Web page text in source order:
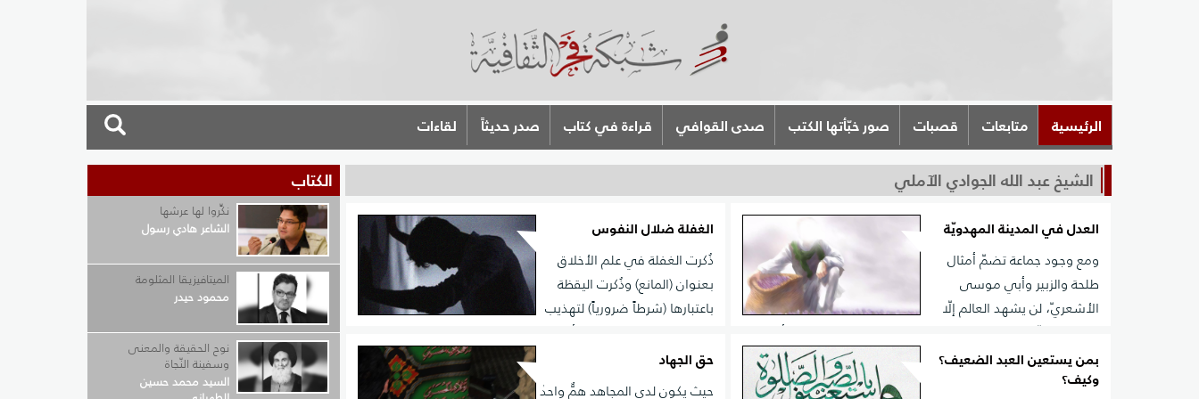
الرئيسية متابعات قصبات صور خبّأتها الكتب صدى القوافي قراءة في كتاب صدر حديثاً لقاءات
الشيخ عبد الله الجوادي الآملي
العدل في المدينة المهدويّة
ومع وجود جماعة تضمّ أمثال
طلحة والزبير وأبي موسى
الأشعريّ، لن يشهد العالم إلّا
الجمل وصفّين والنهروان، ولو كان قائد تلك الجماعة مولانا أمير
المؤمنين عليه السلام؛ بسبب أنّ العلّة الفاعليّة تامّة (القائد)، إلّا أنّ
العلّة القابلة غير تامّة (الأنصار)، خلافاً لأصحاب إمام العصر عجل الله
الغفلة ضلال النفوس
ذُكرت الغفلة في علم الأخلاق
بعنوان (المانع) وذُكرت اليقظة
باعتبارها (شرطاً ضرورياً) لتهذيب
النفس والسير والسلوك. أما مقدمة السير والسلوك الواجبة فهي
أن يلتفت الإنسان إلى أنه ناقص وأنه (مسافر) وبحاجة إلى زاد
وراحلة ومرشد. ومن البديهي أن الإنسان إذا كان غافلاً وغير عارف
بمن يستعين العبد الضعيف؟
وكيف؟
حق الجهاد
حيث يكون لدى المجاهد همٌّ واحدٌ
الكتاب
نكِّروا لها عرشها
الشاعر هادي رسول
الميتافيزيقا المثلومة
محمود حيدر
نوح الحقيقة والمعنى
وسفينة النّجاة
السيد محمد حسين